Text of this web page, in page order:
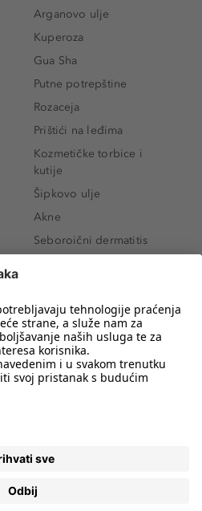
Arganovo ulje
Kuperoza
Gua Sha
Putne potrepštine
Rozaceja
Prištići na leđima
Kozmetičke torbice i
kutije
Šipkovo ulje
Akne
Seboroični dermatitis
Novo
Koji mi parfem
odgovara?
Kako našminkati oči da
Kako ukloniti mitesere
Hijaluronska krema